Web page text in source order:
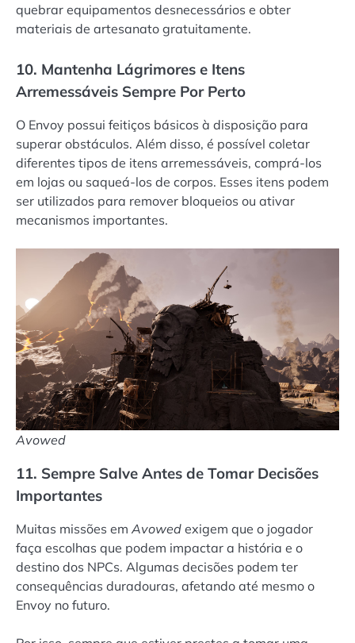
quebrar equipamentos desnecessários e obter
materiais de artesanato gratuitamente.
10. Mantenha Lágrimores e Itens
Arremessáveis Sempre Por Perto
O Envoy possui feitiços básicos à disposição para
superar obstáculos. Além disso, é possível coletar
diferentes tipos de itens arremessáveis, comprá-los
em lojas ou saqueá-los de corpos. Esses itens podem
ser utilizados para remover bloqueios ou ativar
mecanismos importantes.
Avowed
11. Sempre Salve Antes de Tomar Decisões
Importantes
Muitas missões em Avowed exigem que o jogador
faça escolhas que podem impactar a história e o
destino dos NPCs. Algumas decisões podem ter
consequências duradouras, afetando até mesmo o
Envoy no futuro.